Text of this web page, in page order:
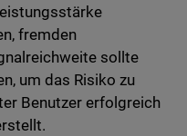
fremden
sollte
um das Risiko zu
Benutzer erfolgreich